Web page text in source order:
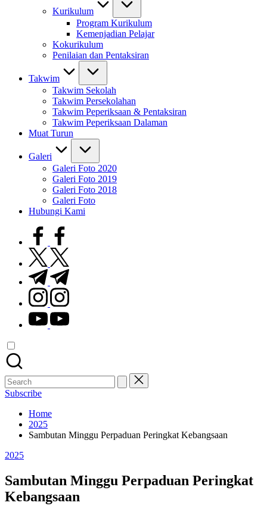
Kurikulum
Program Kurikulum
Kemenjadian Pelajar
Kokurikulum
Penilaian dan Pentaksiran
Takwim
Takwim Sekolah
Takwim Persekolahan
Takwim Peperiksaan & Pentaksiran
Takwim Peperiksaan Dalaman
Muat Turun
Galeri
Galeri Foto 2020
Galeri Foto 2019
Galeri Foto 2018
Galeri Foto
Hubungi Kami
facebook.com
twitter.com
t.me
instagram.com
youtube.com
Search
for:
Subscribe
Home
2025
Sambutan Minggu Perpaduan Peringkat Kebangsaan
Posted
2025
Sambutan Minggu Perpaduan Peringkat
Kebangsaan